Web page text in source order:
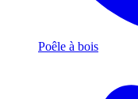
Poêle à bois